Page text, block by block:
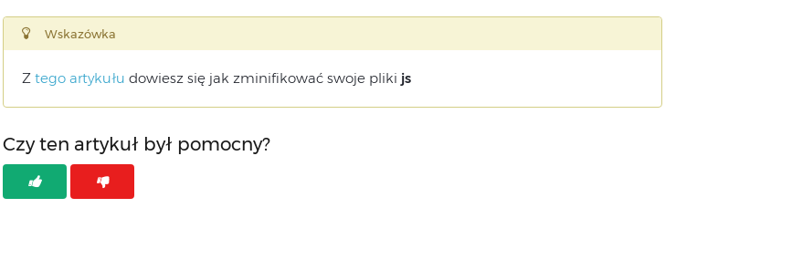
Wskazówka
Z tego artykułu dowiesz się jak zminifikować swoje pliki js
Czy ten artykuł był pomocny?